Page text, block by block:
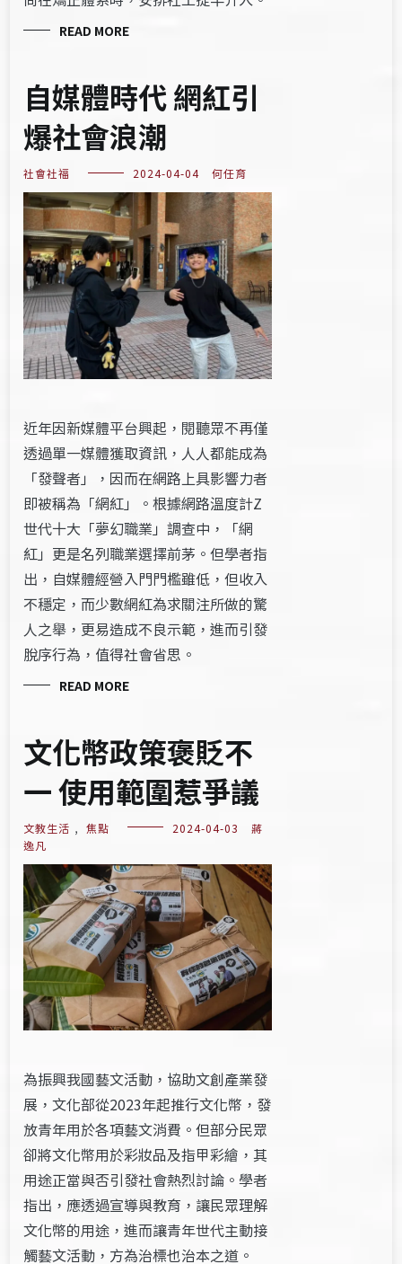
READ MORE
自媒體時代 網紅引
爆社會浪潮
社會社福 2024-04-04 何任育
近年因新媒體平台興起，閱聽眾不再僅
透過單一媒體獲取資訊，人人都能成為
「發聲者」，因而在網路上具影響力者
即被稱為「網紅」。根據網路溫度計Z
世代十大「夢幻職業」調查中，「網
紅」更是名列職業選擇前茅。但學者指
出，自媒體經營入門門檻雖低，但收入
不穩定，而少數網紅為求關注所做的驚
人之舉，更易造成不良示範，進而引發
脫序行為，值得社會省思。
READ MORE
文化幣政策褒貶不
一 使用範圍惹爭議
文教生活 , 焦點 2024-04-03
蔣
逸凡
為振興我國藝文活動，協助文創產業發
展，文化部從2023年起推行文化幣，發
放青年用於各項藝文消費。但部分民眾
卻將文化幣用於彩妝品及指甲彩繪，其
用途正當與否引發社會熱烈討論。學者
指出，應透過宣導與教育，讓民眾理解
文化幣的用途，進而讓青年世代主動接
觸藝文活動，方為治標也治本之道。